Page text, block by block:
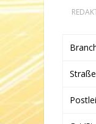
Straße